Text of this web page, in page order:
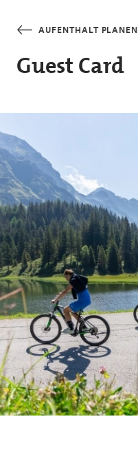
AUFENTHALT PLANEN
Guest Card